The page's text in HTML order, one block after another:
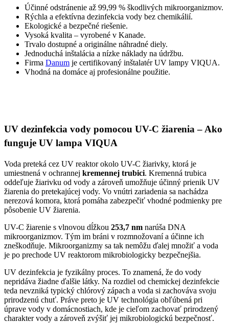
Účinné odstránenie až 99,99 % škodlivých mikroorganizmov.
Rýchla a efektívna dezinfekcia vody bez chemikálií.
Ekologické a bezpečné riešenie.
Vysoká kvalita – vyrobené v Kanade.
Trvalo dostupné a originálne náhradné diely.
Jednoduchá inštalácia a nízke náklady na údržbu.
Firma Danum je certifikovaný inštalatér UV lampy VIQUA.
Vhodná na domáce aj profesionálne použitie.
UV dezinfekcia vody pomocou UV-C žiarenia – Ako
funguje UV lampa VIQUA
Voda preteká cez UV reaktor okolo UV-C žiarivky, ktorá je
umiestnená v ochrannej kremennej trubici. Kremenná trubica
oddeľuje žiarivku od vody a zároveň umožňuje účinný prienik UV
žiarenia do pretekajúcej vody. Vo vnútri zariadenia sa nachádza
nerezová komora, ktorá pomáha zabezpečiť vhodné podmienky pre
pôsobenie UV žiarenia.
UV-C žiarenie s vlnovou dĺžkou 253,7 nm narúša DNA
mikroorganizmov. Tým im bráni v rozmnožovaní a účinne ich
zneškodňuje. Mikroorganizmy sa tak nemôžu ďalej množiť a voda
je po prechode UV reaktorom mikrobiologicky bezpečnejšia.
UV dezinfekcia je fyzikálny proces. To znamená, že do vody
nepridáva žiadne ďalšie látky. Na rozdiel od chemickej dezinfekcie
teda nevzniká typický chlórový zápach a voda si zachováva svoju
prirodzenú chuť. Práve preto je UV technológia obľúbená pri
úprave vody v domácnostiach, kde je cieľom zachovať prirodzený
charakter vody a zároveň zvýšiť jej mikrobiologickú bezpečnosť.